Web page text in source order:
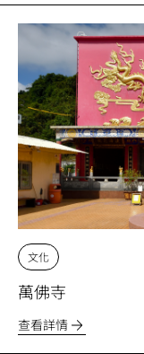
文化
萬佛寺
查看詳情